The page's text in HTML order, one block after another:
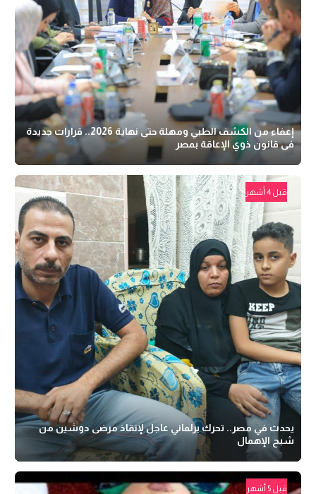
إعفاء من الكشف الطبي ومهلة حتى نهاية 2026.. قرارات جديدة
فى قانون ذوي الإعاقة بمصر
قبل 4 أشهر
يحدث في مصر.. تحرك برلماني عاجل لإنقاذ مرضى دوشين من
شبح الإهمال
قبل 5 أشهر